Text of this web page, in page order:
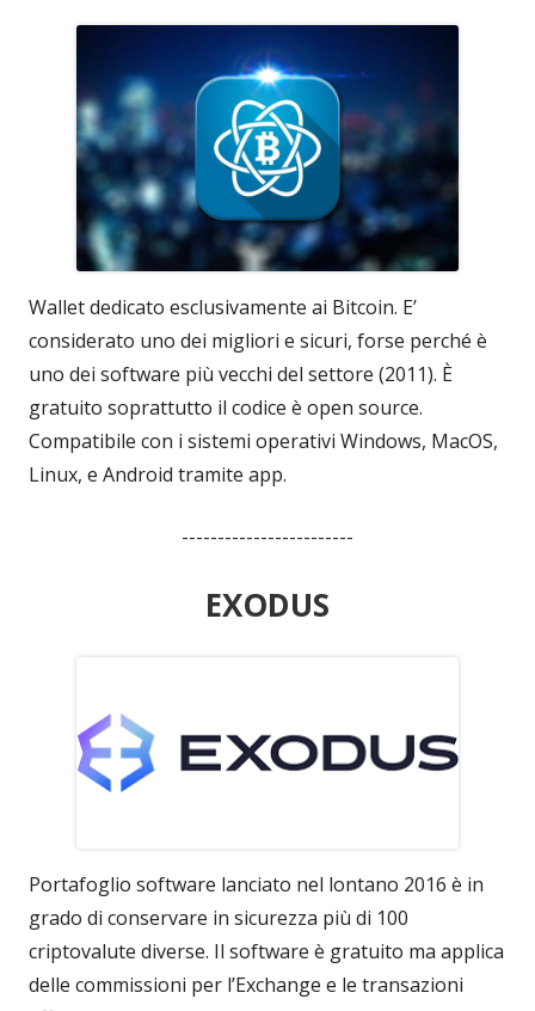
Wallet dedicato esclusivamente ai Bitcoin. E’
considerato uno dei migliori e sicuri, forse perché è
uno dei software più vecchi del settore (2011). È
gratuito soprattutto il codice è open source.
Compatibile con i sistemi operativi Windows, MacOS,
Linux, e Android tramite app.
------------------------
EXODUS
Portafoglio software lanciato nel lontano 2016 è in
grado di conservare in sicurezza più di 100
criptovalute diverse. Il software è gratuito ma applica
delle commissioni per l’Exchange e le transazioni